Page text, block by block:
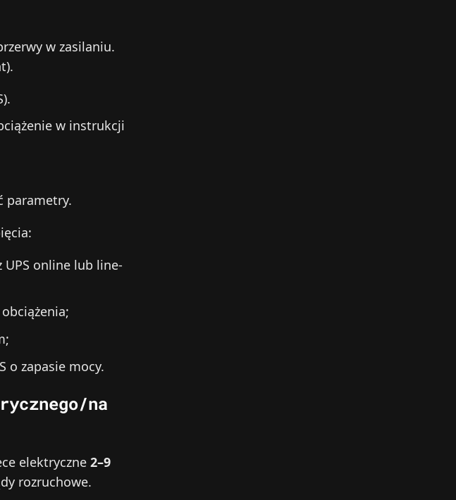
w zasilaniu.
w instrukcji
parametry.
online lub line-
o zapasie mocy.
na
elektryczne 2–9
rozruchowe.